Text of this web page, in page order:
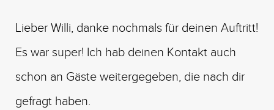
Lieber Willi, danke nochmals für deinen Auftritt!
Es war super! Ich hab deinen Kontakt auch
schon an Gäste weitergegeben, die nach dir
gefragt haben.